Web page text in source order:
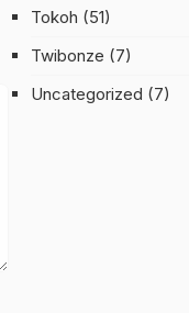
Tokoh (51)
Twibonze (7)
Uncategorized (7)